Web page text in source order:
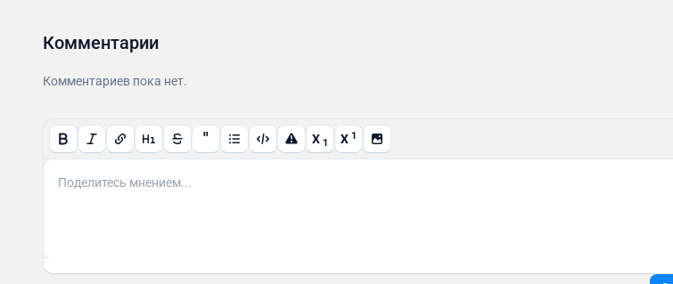
Комментарии
Комментариев пока нет.
" X 1 X 1